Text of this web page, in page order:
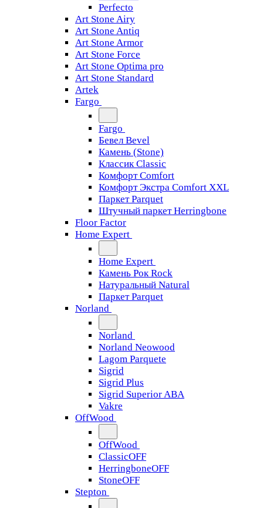
Perfecto
Art Stone Airy
Art Stone Antiq
Art Stone Armor
Art Stone Force
Art Stone Optima pro
Art Stone Standard
Artek
Fargo
Fargo
Бевел Bevel
Камень (Stone)
Классик Classic
Комфорт Comfort
Комфорт Экстра Comfort XXL
Паркет Parquet
Штучный паркет Herringbone
Floor Factor
Home Expert
Home Expert
Камень Рок Rock
Натуральный Natural
Паркет Parquet
Norland
Norland
Norland Neowood
Lagom Parquete
Sigrid
Sigrid Plus
Sigrid Superior ABA
Vakre
OffWood
OffWood
ClassicOFF
HerringboneOFF
StoneOFF
Stepton